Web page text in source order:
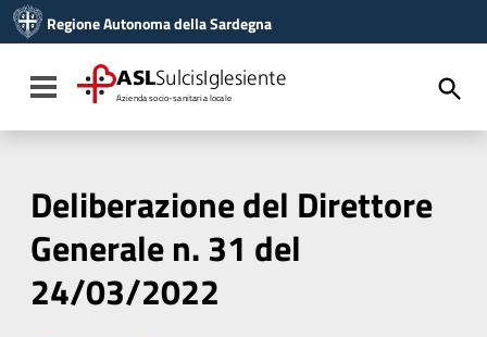
Vai al menu di navigazione
Vai al footer
Regione Autonoma della Sardegna
Toggle navigation
ASLSulcisIglesiente
Azienda socio-sanitaria locale
Deliberazione del Direttore
Generale n. 31 del
24/03/2022